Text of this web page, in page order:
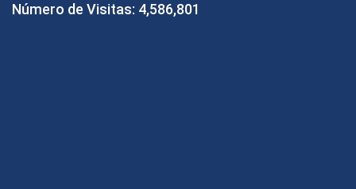
Número de Visitas: 4,586,801